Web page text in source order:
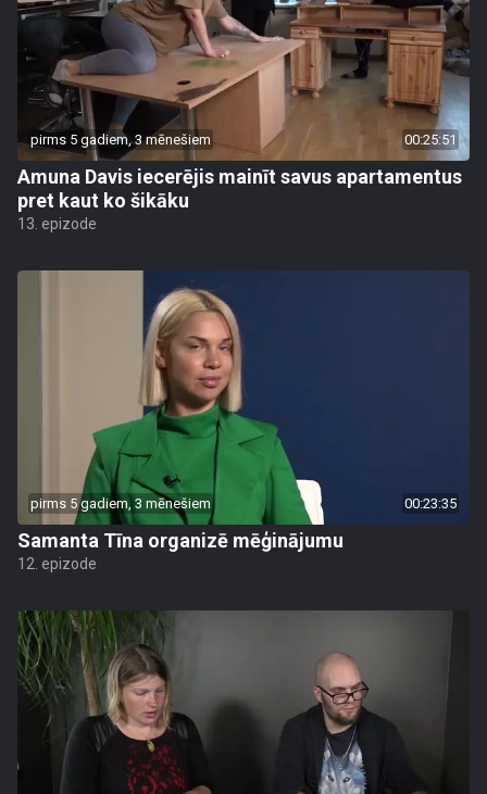
pirms 5 gadiem, 3 mēnešiem 00:25:51
Amuna Davis iecerējis mainīt savus apartamentus
pret kaut ko šikāku
13. epizode
pirms 5 gadiem, 3 mēnešiem 00:23:35
Samanta Tīna organizē mēģinājumu
12. epizode